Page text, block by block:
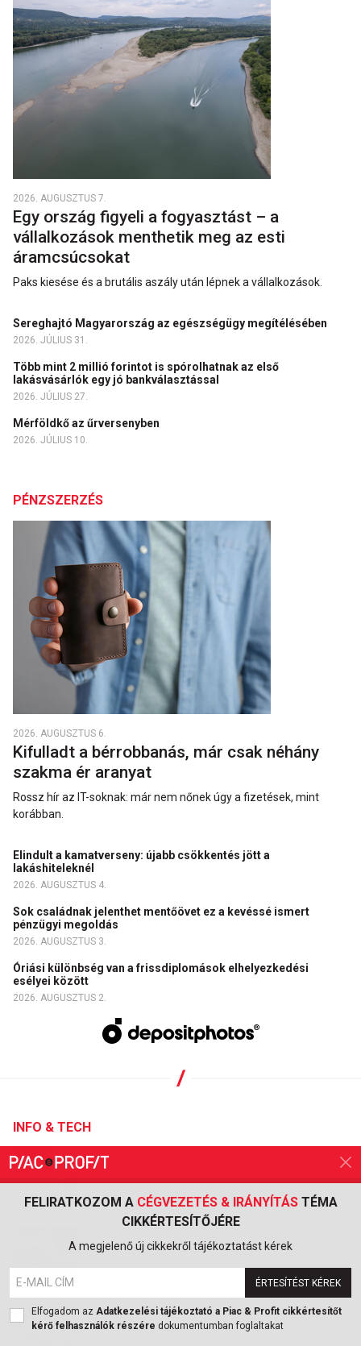
FELIRATKOZOM A CÉGVEZETÉS & IRÁNYÍTÁSTÉMA
CIKKÉRTESÍTŐJÉRE
A megjelenő új cikkekről tájékoztatást kérek
ÉRTESÍTÉST KÉREK
Elfogadom az Adatkezelési tájékoztató a Piac & Profit cikkértesítőt
kérő felhasználók részére dokumentumban foglaltakat
2026. AUGUSZTUS 7.
Egy ország figyeli a fogyasztást – a
vállalkozások menthetik meg az esti
áramcsúcsokat
Paks kiesése és a brutális aszály után lépnek a vállalkozások.
Sereghajtó Magyarország az egészségügy megítélésében
2026. JÚLIUS 31.
Több mint 2 millió forintot is spórolhatnak az első
lakásvásárlók egy jó bankválasztással
2026. JÚLIUS 27.
Mérföldkő az űrversenyben
2026. JÚLIUS 10.
PÉNZSZERZÉS
2026. AUGUSZTUS 6.
Kifulladt a bérrobbanás, már csak néhány
szakma ér aranyat
Rossz hír az IT-soknak: már nem nőnek úgy a fizetések, mint
korábban.
Elindult a kamatverseny: újabb csökkentés jött a
lakáshiteleknél
2026. AUGUSZTUS 4.
Sok családnak jelenthet mentőövet ez a kevéssé ismert
pénzügyi megoldás
2026. AUGUSZTUS 3.
Óriási különbség van a frissdiplomások elhelyezkedési
esélyei között
2026. AUGUSZTUS 2.
INFO & TECH
Esik a memóriaszektor sztárrészvénye
2026. AUGUSZTUS 6.
2026. AUGUSZTUS 3.
Olcsó AI-modell érkezett, amely komoly kihívást
jelenthet a nagyoknak